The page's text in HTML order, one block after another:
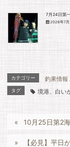
7月24日第
2026年7月
カテゴリー 釣果情報
タグ 境港、白い
10月25日第2
【必見】平日